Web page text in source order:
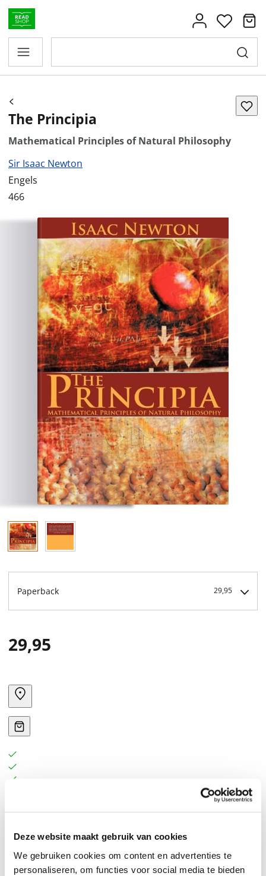
Deze website maakt gebruik van cookies
We gebruiken cookies om content en advertenties te
personaliseren, om functies voor social media te bieden
The Principia
Mathematical Principles of Natural Philosophy
Sir Isaac Newton
Engels
466
Paperback 29,95
29,95
This book is a complete volume of Newton's
and his system of the world. Newton, one of the most
brilliant scientists and thinkers of all time, presents his